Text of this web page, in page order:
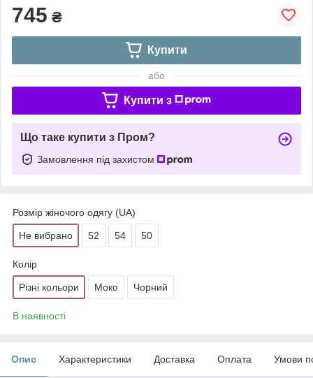
745 ₴
Купити
або
Купити з
Що таке купити з Пром?
Замовлення під захистом
Розмір жіночого одягу (UA)
Не вибрано 52 54 50
Колір
Різні кольори Моко Чорний
В наявності
Опис Характеристики Доставка Оплата Умови